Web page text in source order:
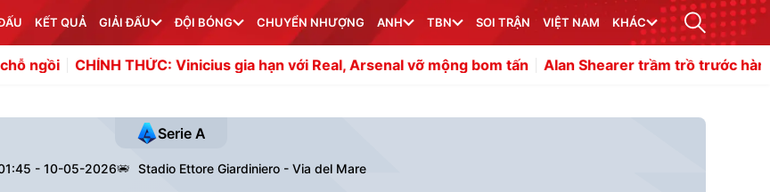
KẾT QUẢ GIẢI ĐẤU ĐỘI BÓNG CHUYỂN NHƯỢNG ANH TBN SOI TRẬN VIỆT NAM KHÁC
THỨC: Vinicius gia hạn với Real, Arsenal vỡ mộng bom tấn Alan Shearer trầm trồ trước hàng tiền vệ
Serie A
- 10-05-2026 Stadio Ettore Giardiniero - Via del Mare